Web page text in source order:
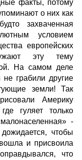
факты, потому
о них как
захваченная
условием
европейских
эту тему
На самом деле
грабили другие
земли! Так
Америку
гуляет только
-
чтобы
и присвоила
что